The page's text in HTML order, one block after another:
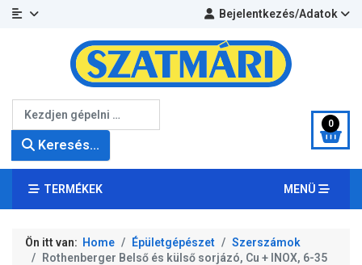
Bejelentkezés/Adatok
Keresés...
0
TERMÉKEK MENÜ
Ön itt van: Home Épületgépészet
Szerszámok
Rothenberger Belső és külső sorjázó, Cu + INOX, 6-35